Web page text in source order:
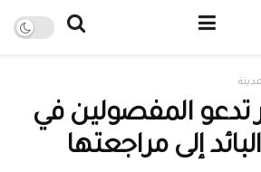
تدعو المفصولين في
إلى مراجعتها